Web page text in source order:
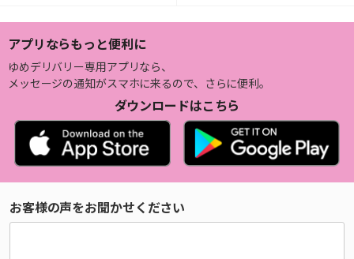
アプリならもっと便利に
ゆめデリバリー専用アプリなら、
メッセージの通知がスマホに来るので、さらに便利。
ダウンロードはこちら
お客様の声をお聞かせください